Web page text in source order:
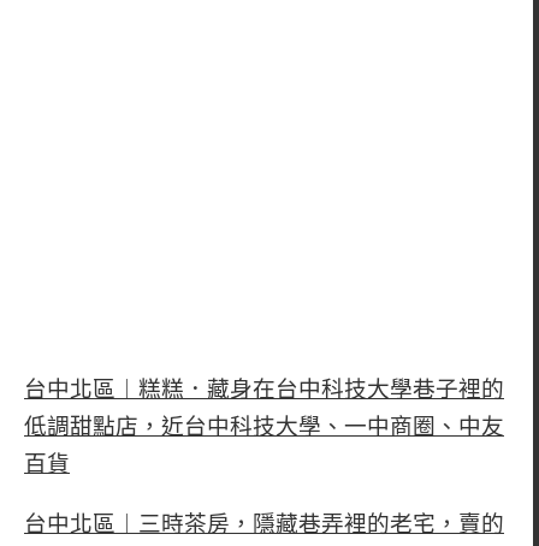
台中北區︱糕糕．藏身在台中科技大學巷子裡的
低調甜點店，近台中科技大學、一中商圈、中友
百貨
台中北區︱三時茶房，隱藏巷弄裡的老宅，賣的